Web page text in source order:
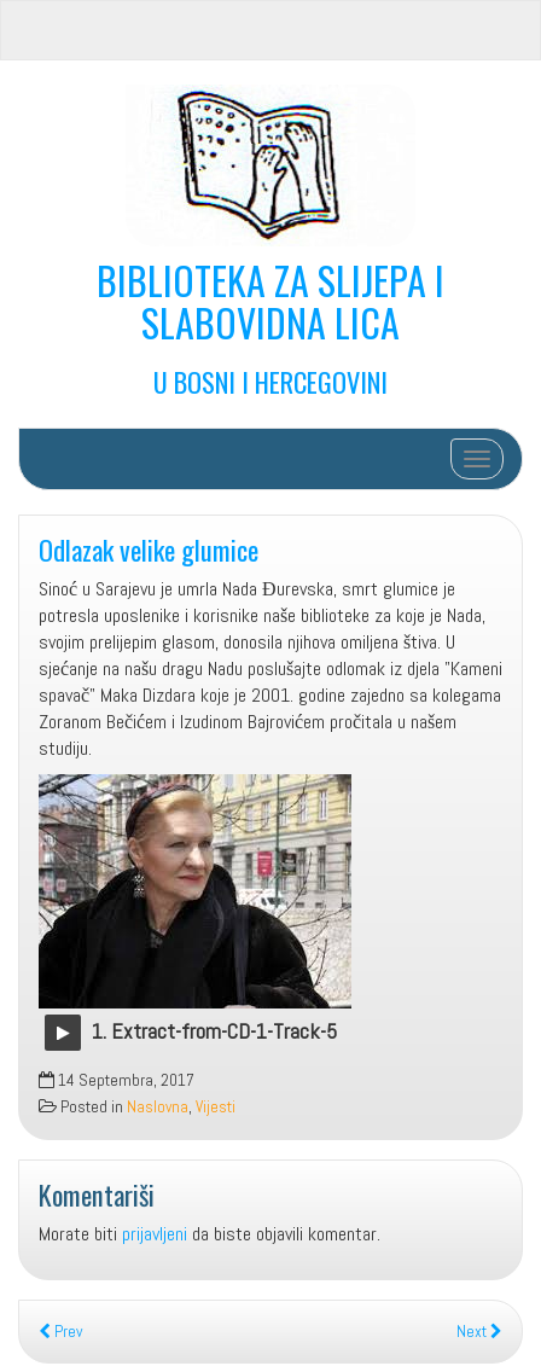
BIBLIOTEKA ZA SLIJEPA I
SLABOVIDNA LICA
U BOSNI I HERCEGOVINI
Toggle
Odlazak velike glumice
Sinoć u Sarajevu je umrla Nada Đurevska, smrt glumice je
potresla uposlenike i korisnike naše biblioteke za koje je Nada,
svojim prelijepim glasom, donosila njihova omiljena štiva. U
sjećanje na našu dragu Nadu poslušajte odlomak iz djela "Kameni
spavač" Maka Dizdara koje je 2001. godine zajedno sa kolegama
Zoranom Bečićem i Izudinom Bajrovićem pročitala u našem
studiju.
1. Extract-from-CD-1-Track-5
14 Septembra, 2017
Posted in Naslovna, Vijesti
Komentariši
Morate biti prijavljeni da biste objavili komentar.
Prev Next